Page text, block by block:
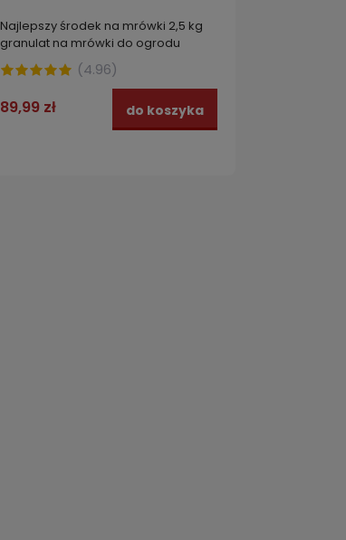
Najlepszy środek na mrówki 2,5 kg
granulat na mrówki do ogrodu
STRONG
(4.96)
89,99 zł do koszyka